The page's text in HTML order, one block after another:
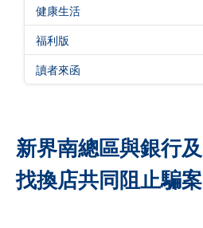
健康生活
福利版
讀者來函
新界南總區與銀行及
找換店共同阻止騙案